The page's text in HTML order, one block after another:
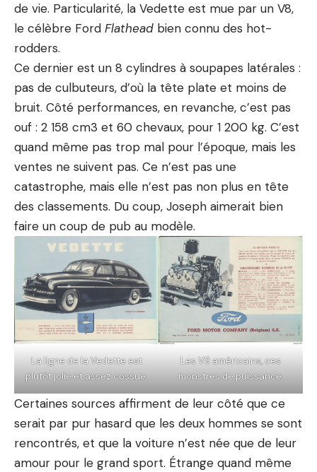
de vie. Particularité, la Vedette est mue par un V8,
le célèbre Ford Flathead bien connu des hot-
rodders.
Ce dernier est un 8 cylindres à soupapes latérales :
pas de culbuteurs, d’où la tête plate et moins de
bruit. Côté performances, en revanche, c’est pas
ouf : 2 158 cm3 et 60 chevaux, pour 1 200 kg. C’est
quand même pas trop mal pour l’époque, mais les
ventes ne suivent pas. Ce n’est pas une
catastrophe, mais elle n’est pas non plus en tête
des classements. Du coup, Joseph aimerait bien
faire un coup de pub au modèle.
La ligne de la Vedette est
plutôt jolie et assez cossue.
Les V8 américains, ces
monstres de puissance.
Certaines sources affirment de leur côté que ce
serait par pur hasard que les deux hommes se sont
rencontrés, et que la voiture n’est née que de leur
amour pour le grand sport. Étrange quand même